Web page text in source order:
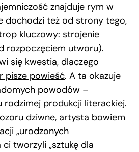
znajduje rym w
dochodzi też od strony tego,
kluczowy: strojenie
rozpoczęciem utworu).
się kwestia, dlaczego
pisze powieść. A ta okazuje
powodów –
rodzimej produkcji literackiej.
dziwne, artysta bowiem
„urodzonych
ci tworzyli „sztukę dla